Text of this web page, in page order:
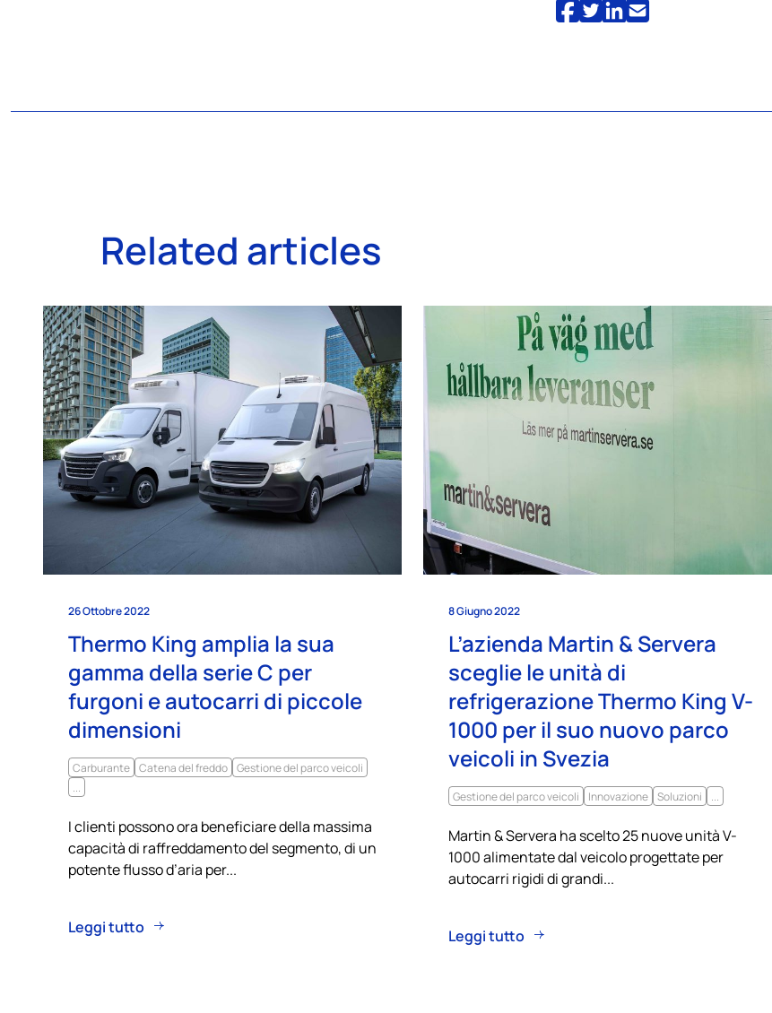
Related articles
26 Ottobre 2022
Thermo King amplia la sua
gamma della serie C per
furgoni e autocarri di piccole
dimensioni
Carburante Catena del freddo
Gestione del parco veicoli
I clienti possono ora beneficiare della massima
capacità di raffreddamento del segmento, di un
potente flusso d’aria per...
Leggi tutto
8 Giugno 2022
L’azienda Martin & Servera
sceglie le unità di
refrigerazione Thermo King V-
1000 per il suo nuovo parco
veicoli in Svezia
Gestione del parco veicoli Innovazione Soluzioni
Martin & Servera ha scelto 25 nuove unità V-
1000 alimentate dal veicolo progettate per
autocarri rigidi di grandi...
Leggi tutto